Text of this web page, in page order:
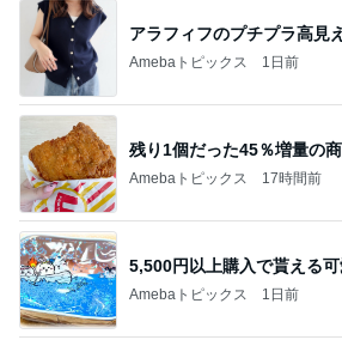
アラフィフのプチプラ高見
Amebaトピックス 1日前
残り1個だった45％増量の
Amebaトピックス 17時間前
5,500円以上購入で貰える
Amebaトピックス 1日前